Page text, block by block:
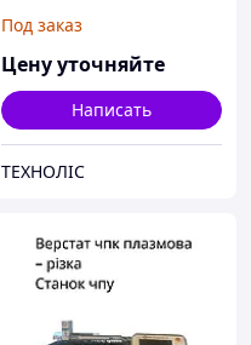
Под заказ
Цену уточняйте
Написать
ТЕХНОЛІС